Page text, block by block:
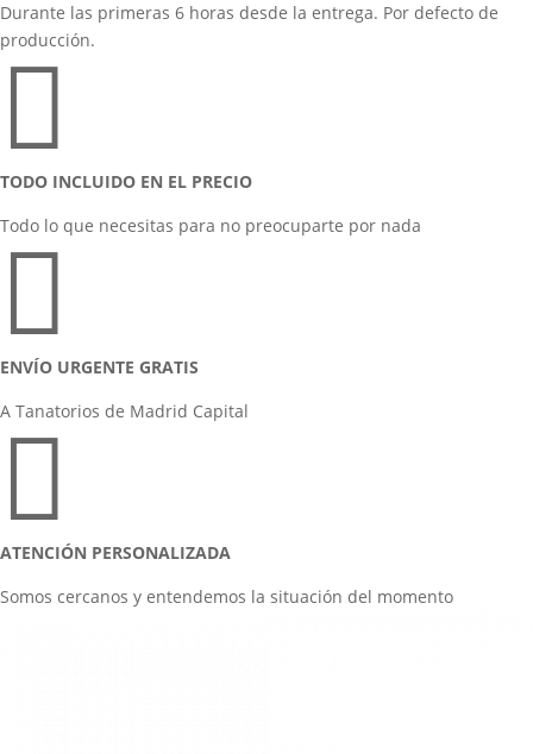
Durante las primeras 6 horas desde la entrega. Por defecto de
producción.

TODO INCLUIDO EN EL PRECIO
Todo lo que necesitas para no preocuparte por nada

ENVÍO URGENTE GRATIS
A Tanatorios de Madrid Capital

ATENCIÓN PERSONALIZADA
Somos cercanos y entendemos la situación del momento